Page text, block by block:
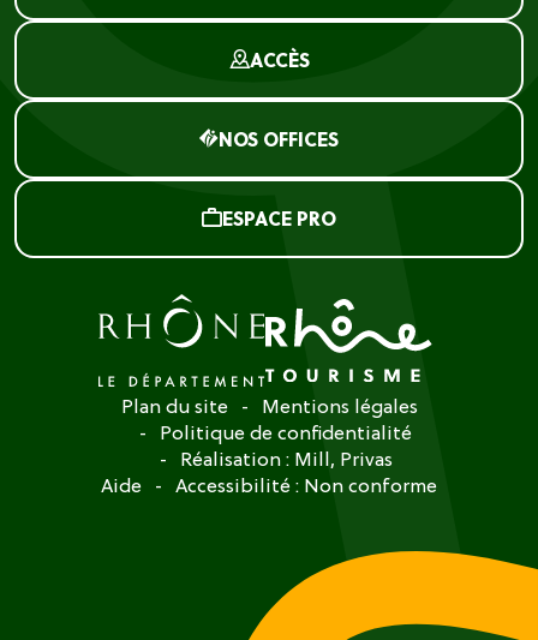
ACCÈS
NOS OFFICES
ESPACE PRO
Plan du site
Mentions légales
Politique de confidentialité
Réalisation : Mill, Privas
Aide
Accessibilité : Non conforme